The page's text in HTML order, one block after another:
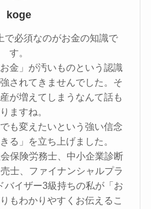
koge
で必須なのがお金の知識で
す。
金」が汚いものという認識
されてきませんでした。そ
が増えてしまうなんて話も
ますね。
も変えたいという強い信念
る」を立ち上げました。
保険労務士、中小企業診断
士、ファイナンシャルプラ
バイザー3級持ちの私が「お
もわかりやすくお伝えるこ